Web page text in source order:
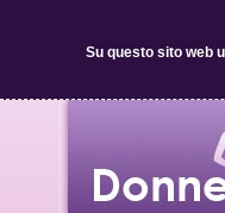
Su questo sito web